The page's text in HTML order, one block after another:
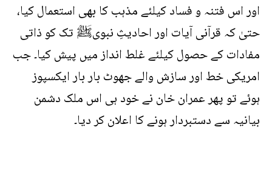
اور اس فتنہ و فساد کیلئے مذہب کا بھی استعمال کیا،
حتیٰ کہ قرآنی آیات اور احادیثِ نبویﷺ تک کو ذاتی
مفادات کے حصول کیلئے غلط انداز میں پیش کیا۔ جب
امریکی خط اور سازش والے جھوٹ بار بار ایکسپوز
ہوئے تو پھر عمران خان نے خود ہی اس ملک دشمن
بیانیہ سے دستبردار ہونے کا اعلان کر دیا۔